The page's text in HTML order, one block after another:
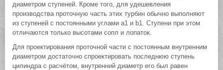
диаметром ступеней. Кроме того, для удешевления
производства проточную часть этих турбин обычно выполняют
из ступеней с постоянными углами a1 и b1. Ступени при этом
отличаются только высотами сопл и лопаток.
Для проектирования проточной части с постоянным внутренним
диаметром достаточно спроектировать последнюю ступень
цилиндра с расчётом, внутренний диаметр его был равен